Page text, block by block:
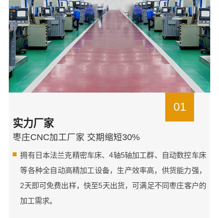
01
实力厂家
枣庄CNC加工厂家 交期缩短30%
拥有日本法兰克精密车床、4轴5轴加工群、自动数控车床
等各种全自动高精加工设备，生产效率高，供货能力强，
2天即可免费出样，快至5天出货，可满足不同枣庄客户的
加工需求。